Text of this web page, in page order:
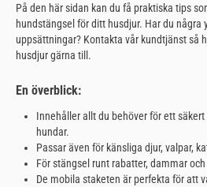
På den här sidan kan du få praktiska tips
hundstängsel för ditt husdjur. Har du några
uppsättningar? Kontakta vår kundtjänst så
husdjur gärna till.
En överblick:
Innehåller allt du behöver för ett
hundar.
Passar även för känsliga djur, valpar,
För stängsel runt rabatter, dammar
De mobila staketen är perfekta för att